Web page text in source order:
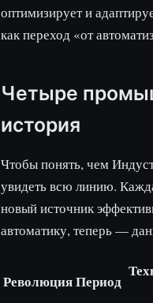
оптимизирует и
как переход «от
Четыре
история
Чтобы понять, чем
увидеть всю линию.
новый источник
автоматику, теперь —
РеволюцияПериод